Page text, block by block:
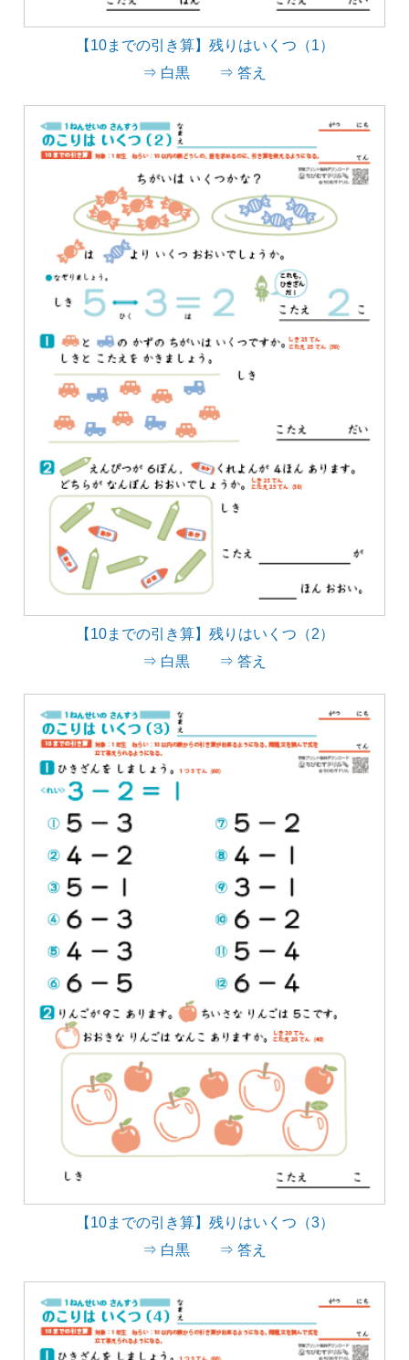
【10までの引き算】残りはいくつ（1）
⇒ 白黒
⇒ 答え
【10までの引き算】残りはいくつ（2）
⇒ 白黒
⇒ 答え
【10までの引き算】残りはいくつ（3）
⇒ 白黒
⇒ 答え